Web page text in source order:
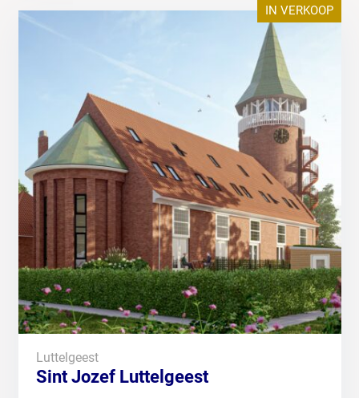
IN VERKOOP
Luttelgeest
Sint Jozef Luttelgeest